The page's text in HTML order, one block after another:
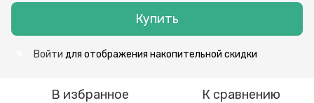
Купить
Войти для отображения накопительной скидки
В избранное К сравнению